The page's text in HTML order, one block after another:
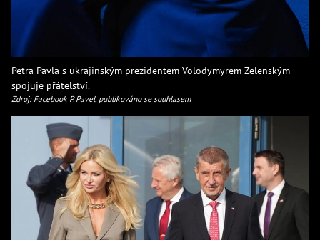
Petra Pavla s ukrajinským prezidentem Volodymyrem Zelenským
spojuje přátelství.
Zdroj: Facebook P. Pavel, publikováno se souhlasem